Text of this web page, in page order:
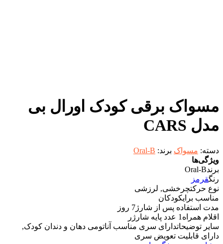
مسواک برقی کودک اورال بی
مدل CARS
دسته: مسواک برند: Oral-B
ویژگی‌ها
برندOral-B
رنگقرمز
نوع حرکتچرخشی, لرزشی
مناسب برایکودکان
مدت استفاده پس از شارژ7 روز
اقلام همراه 1 عدد پایه شارژر
سایر توضیحاتدارای سری مناسب آناتومی دهان و دندان کودک,
دارای قابلیت تعویض سری